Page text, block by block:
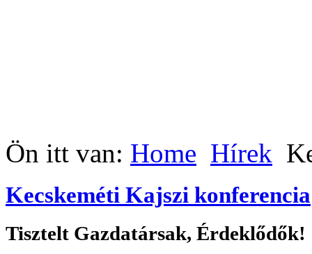
Ön itt van: Home Hírek
Kecskeméti Kajszi konferencia
Tisztelt Gazdatársak, Érdeklődők!